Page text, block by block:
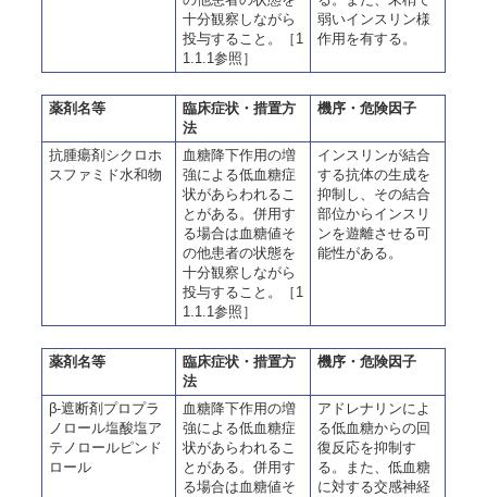
十分観察しながら
投与すること。［1
1.1.1参照］
弱いインスリン様
作用を有する。
薬剤名等
臨床症状・措置方
法
機序・危険因子
抗腫瘍剤シクロホ
スファミド水和物
血糖降下作用の増
強による低血糖症
状があらわれるこ
とがある。併用す
る場合は血糖値そ
の他患者の状態を
十分観察しながら
投与すること。［1
1.1.1参照］
インスリンが結合
する抗体の生成を
抑制し、その結合
部位からインスリ
ンを遊離させる可
能性がある。
薬剤名等
臨床症状・措置方
法
機序・危険因子
β-遮断剤プロプラ
ノロール塩酸塩ア
テノロールピンド
ロール
血糖降下作用の増
強による低血糖症
状があらわれるこ
とがある。併用す
る場合は血糖値そ
アドレナリンによ
る低血糖からの回
復反応を抑制す
る。また、低血糖
に対する交感神経